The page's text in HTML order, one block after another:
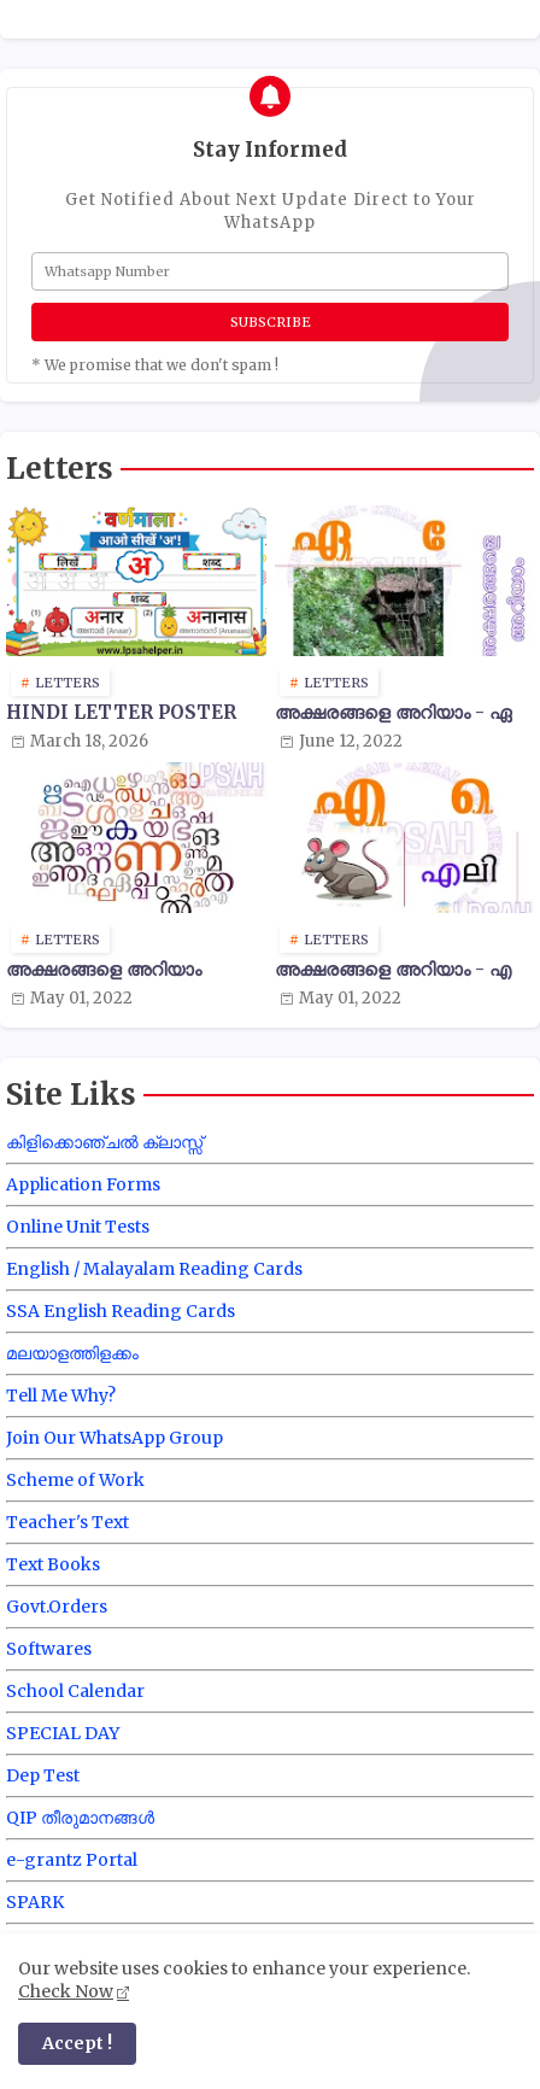
Stay Informed
Get Notified About Next Update Direct to Your
WhatsApp
* We promise that we don't spam !
Letters
LETTERS
HINDI LETTER POSTER
March 18, 2026
LETTERS
അക്ഷരങ്ങളെ അറിയാം - ഏ
June 12, 2022
LETTERS
അക്ഷരങ്ങളെ അറിയാം
May 01, 2022
LETTERS
അക്ഷരങ്ങളെ അറിയാം - എ
May 01, 2022
Site Liks
കിളിക്കൊഞ്ചൽ ക്ലാസ്സ്
Application Forms
Online Unit Tests
English / Malayalam Reading Cards
SSA English Reading Cards
മലയാളത്തിളക്കം
Tell Me Why?
Join Our WhatsApp Group
Scheme of Work
Teacher's Text
Text Books
Govt.Orders
Softwares
School Calendar
SPECIAL DAY
Dep Test
QIP തീരുമാനങ്ങൾ
e-grantz Portal
SPARK
SAMAGRA
Sametham
Samanwaya
Our website uses cookies to enhance your experience.
Check Now
Accept !